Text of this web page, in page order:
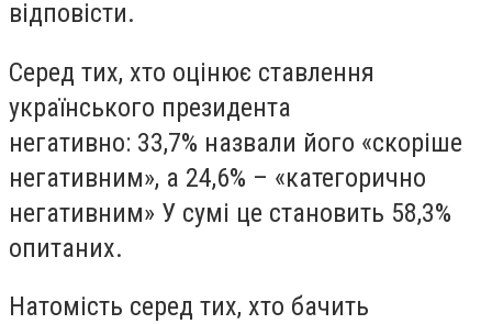
відповісти.
Серед тих, хто оцінює ставлення
українського президента
негативно: 33,7% назвали його «скоріше
негативним», а 24,6% – «категорично
негативним» У сумі це становить 58,3%
опитаних.
Натомість серед тих, хто бачить